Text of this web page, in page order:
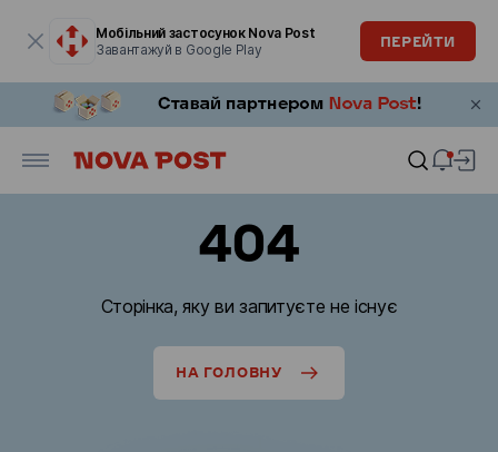
Мобільний застосунок Nova Post
Завантажуй в Google Play
ПЕРЕЙТИ
404
Сторінка, яку ви запитуєте не існує
НА ГОЛОВНУ